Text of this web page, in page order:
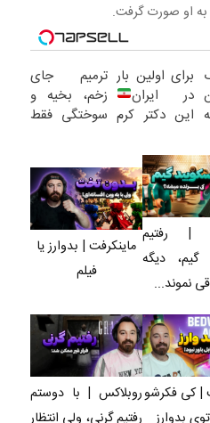
او صورت گرفت.
برای اولین بار
در ایران
این دکتر کرم
23 روزه
ساخت!
ترمیم جای
زخم، بخیه و
سوختگی فقط
| رفتیم
گیم، دیگه
نموند...
ماینکرفت | بدوارز یا
فیلم
| کی فکرشوروبلاکس | با دوستم